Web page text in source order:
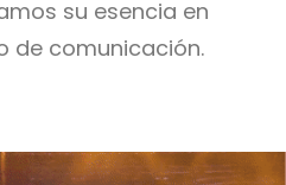
su esencia en
de comunicación.